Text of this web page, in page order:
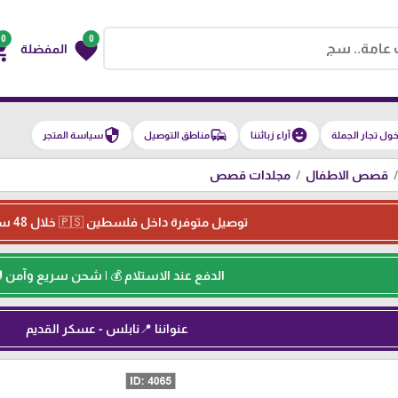
0
favorite المفضلة
0
تجار الجملة emoji_emotionsآراء زبائننا commuteمناطق التوصيل securityسياسة المتجر
قصص الاطفال مجلدات قصص
توصيل متوفرة داخل فلسطين 🇵🇸 خلال 48 ساعة ⏳
الدفع عند الاستلام 💰 | شحن سريع وآمن
عنواننا 📍نابلس - عسكر القديم